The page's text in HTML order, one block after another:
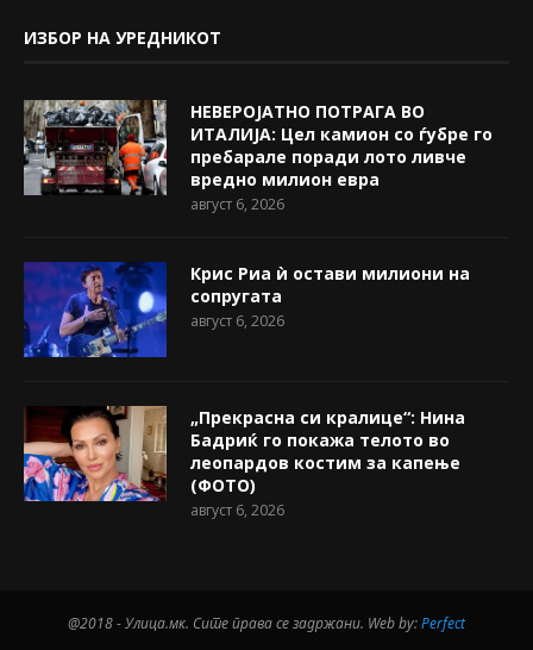
ИЗБОР НА УРЕДНИКОТ
НЕВЕРОЈАТНО ПОТРАГА ВО
ИТАЛИЈА: Цел камион со ѓубре го
пребарале поради лото ливче
вредно милион евра
август 6, 2026
Крис Риа ѝ остави милиони на
сопругата
август 6, 2026
„Прекрасна си кралице“: Нина
Бадриќ го покажа телото во
леопардов костим за капење
(ФОТО)
август 6, 2026
@2018 - Улица.мк. Сите права се задржани. Web by:Perfect